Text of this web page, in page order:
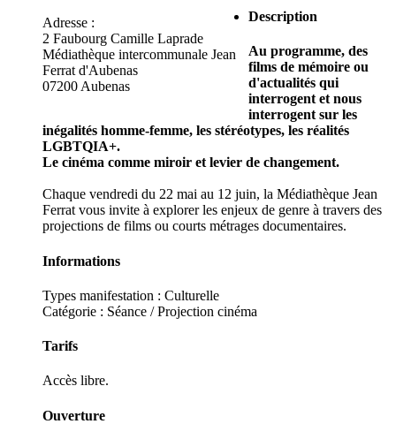
Adresse :
2 Faubourg Camille Laprade
Médiathèque intercommunale Jean
Ferrat d'Aubenas
07200 Aubenas
Description
Au programme, des
films de mémoire ou
d'actualités qui
interrogent et nous
interrogent sur les
inégalités homme-femme, les stéréotypes, les réalités
LGBTQIA+.
Le cinéma comme miroir et levier de changement.
Chaque vendredi du 22 mai au 12 juin, la Médiathèque Jean
Ferrat vous invite à explorer les enjeux de genre à travers des
projections de films ou courts métrages documentaires.
Informations
Types manifestation : Culturelle
Catégorie : Séance / Projection cinéma
Tarifs
Accès libre.
Ouverture